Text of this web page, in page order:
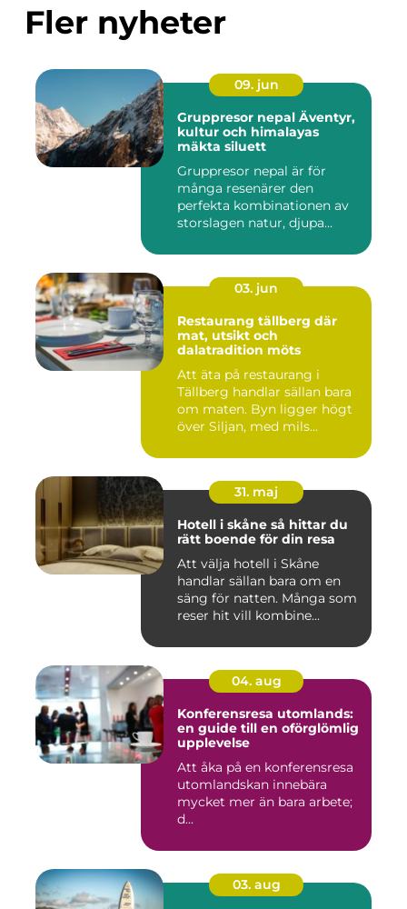
Fler nyheter
09. jun
Gruppresor nepal Äventyr,
kultur och himalayas
mäkta siluett
Gruppresor nepal är för
många resenärer den
perfekta kombinationen av
storslagen natur, djupa
03. jun
Restaurang tällberg där
mat, utsikt och
dalatradition möts
Att äta på restaurang i
Tällberg handlar sällan bara
om maten. Byn ligger högt
över Siljan, med mils...
31. maj
Hotell i skåne så hittar du
rätt boende för din resa
Att välja hotell i Skåne
handlar sällan bara om en
säng för natten. Många som
reser hit vill kombine...
04. aug
Konferensresa utomlands:
en guide till en oförglömlig
upplevelse
Att åka på en konferensresa
utomlandskan innebära
mycket mer än bara arbete;
d...
03. aug